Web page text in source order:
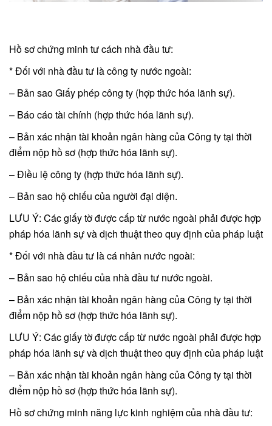
Hồ sơ chứng minh tư cách nhà đầu tư:
* Đối với nhà đầu tư là công ty nước ngoài:
– Bản sao Giấy phép công ty (hợp thức hóa lãnh sự).
– Báo cáo tài chính (hợp thức hóa lãnh sự).
– Bản xác nhận tài khoản ngân hàng của Công ty tại thời
điểm nộp hồ sơ (hợp thức hóa lãnh sự).
– Điều lệ công ty (hợp thức hóa lãnh sự).
– Bản sao hộ chiếu của người đại diện.
LƯU Ý: Các giấy tờ được cấp từ nước ngoài phải được hợp
pháp hóa lãnh sự và dịch thuật theo quy định của pháp luật
* Đối với nhà đầu tư là cá nhân nước ngoài:
– Bản sao hộ chiếu của nhà đầu tư nước ngoài.
– Bản xác nhận tài khoản ngân hàng của Công ty tại thời
điểm nộp hồ sơ (hợp thức hóa lãnh sự).
LƯU Ý: Các giấy tờ được cấp từ nước ngoài phải được hợp
pháp hóa lãnh sự và dịch thuật theo quy định của pháp luật
– Bản xác nhận tài khoản ngân hàng của Công ty tại thời
điểm nộp hồ sơ (hợp thức hóa lãnh sự).
Hồ sơ chứng minh năng lực kinh nghiệm của nhà đầu tư: